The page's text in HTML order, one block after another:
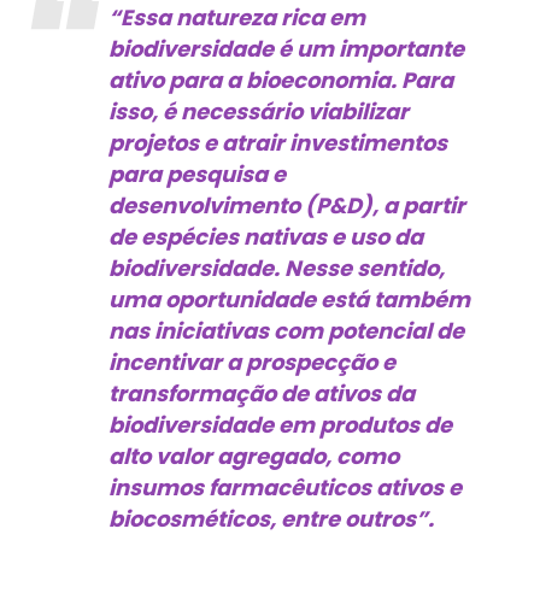
“Essa natureza rica em
biodiversidade é um importante
ativo para a bioeconomia. Para
isso, é necessário viabilizar
projetos e atrair investimentos
para pesquisa e
desenvolvimento (P&D), a partir
de espécies nativas e uso da
biodiversidade. Nesse sentido,
uma oportunidade está também
nas iniciativas com potencial de
incentivar a prospecção e
transformação de ativos da
biodiversidade em produtos de
alto valor agregado, como
insumos farmacêuticos ativos e
biocosméticos, entre outros”.